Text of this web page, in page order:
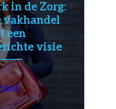
in de Zorg:
vakhandel
een
visie